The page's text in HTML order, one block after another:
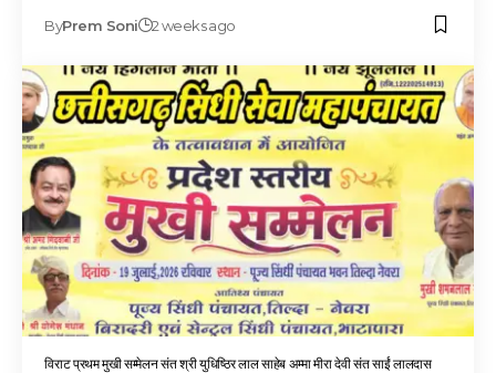
ByPrem Soni 2 weeks ago
विराट प्रथम मुखी सम्मेलन संत श्री युधिष्ठिर लाल साहेब अम्मा मीरा देवी संत साईं लालदास